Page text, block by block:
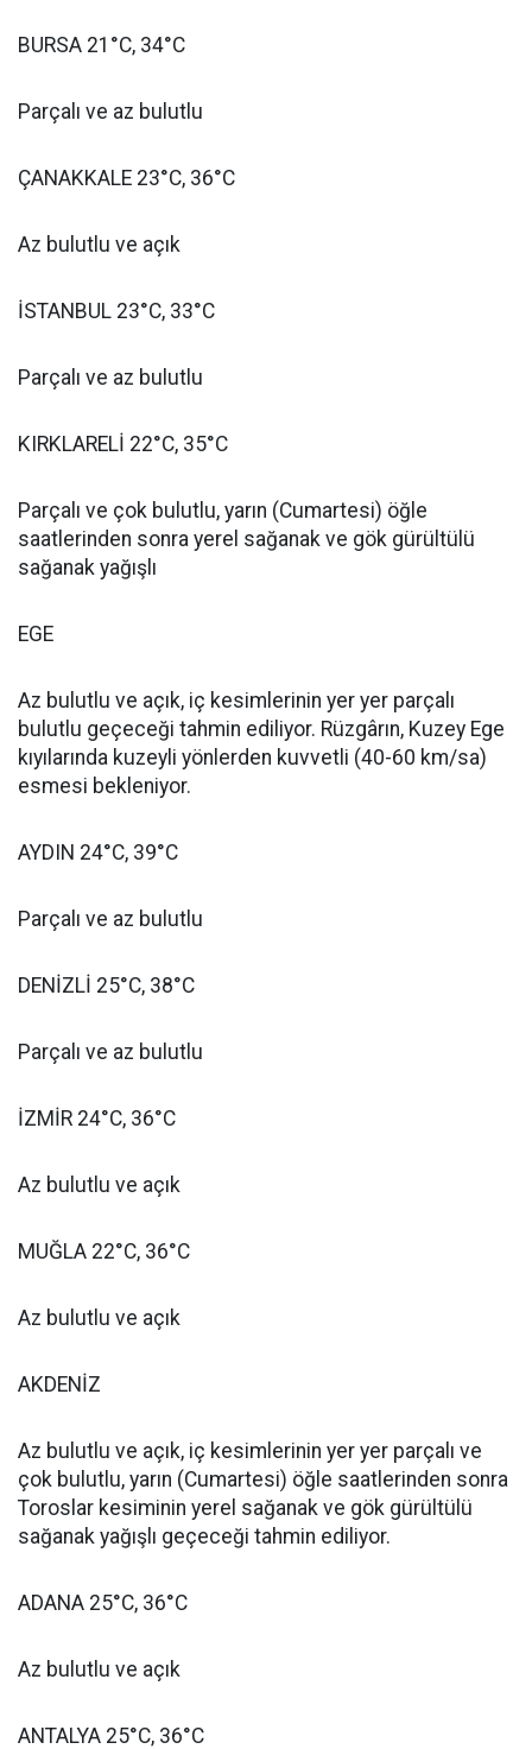
BURSA 21°C, 34°C
Parçalı ve az bulutlu
ÇANAKKALE 23°C, 36°C
Az bulutlu ve açık
İSTANBUL 23°C, 33°C
Parçalı ve az bulutlu
KIRKLARELİ 22°C, 35°C
Parçalı ve çok bulutlu, yarın (Cumartesi) öğle
saatlerinden sonra yerel sağanak ve gök gürültülü
sağanak yağışlı
EGE
Az bulutlu ve açık, iç kesimlerinin yer yer parçalı
bulutlu geçeceği tahmin ediliyor. Rüzgârın, Kuzey Ege
kıyılarında kuzeyli yönlerden kuvvetli (40-60 km/sa)
esmesi bekleniyor.
AYDIN 24°C, 39°C
Parçalı ve az bulutlu
DENİZLİ 25°C, 38°C
Parçalı ve az bulutlu
İZMİR 24°C, 36°C
Az bulutlu ve açık
MUĞLA 22°C, 36°C
Az bulutlu ve açık
AKDENİZ
Az bulutlu ve açık, iç kesimlerinin yer yer parçalı ve
çok bulutlu, yarın (Cumartesi) öğle saatlerinden sonra
Toroslar kesiminin yerel sağanak ve gök gürültülü
sağanak yağışlı geçeceği tahmin ediliyor.
ADANA 25°C, 36°C
Az bulutlu ve açık
ANTALYA 25°C, 36°C